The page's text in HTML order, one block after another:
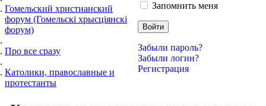
Запомнить меня
Войти
Забыли пароль?
Забыли логин?
Регистрация
Гомельский христианский
форум (Гомельскі хрысціянскі
форум)
Про все сразу
Католики, православные и
протестанты